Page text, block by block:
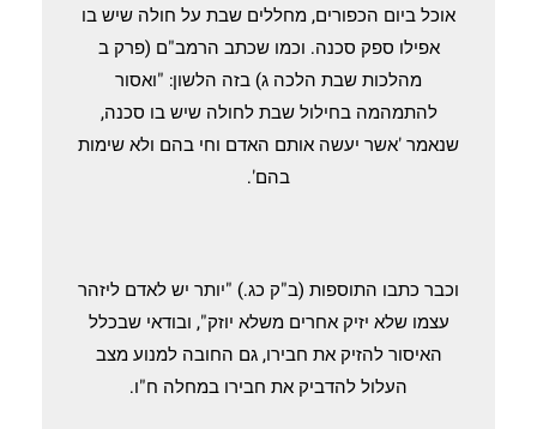
אוכל ביום הכפורים, מחללים שבת על חולה שיש בו
אפילו ספק סכנה. וכמו שכתב הרמב"ם (פרק ב
מהלכות שבת הלכה ג) בזה הלשון: "ואסור
להתמהמה בחילול שבת לחולה שיש בו סכנה,
שנאמר 'אשר יעשה אותם האדם וחי בהם ולא שימות
בהם'.
וכבר כתבו התוספות (ב"ק כג.) "יותר יש לאדם ליזהר
עצמו שלא יזיק אחרים משלא יוזק", ובודאי שבכלל
האיסור להזיק את חבירו, גם החובה למנוע מצב
העלול להדביק את חבירו במחלה ח"ו.